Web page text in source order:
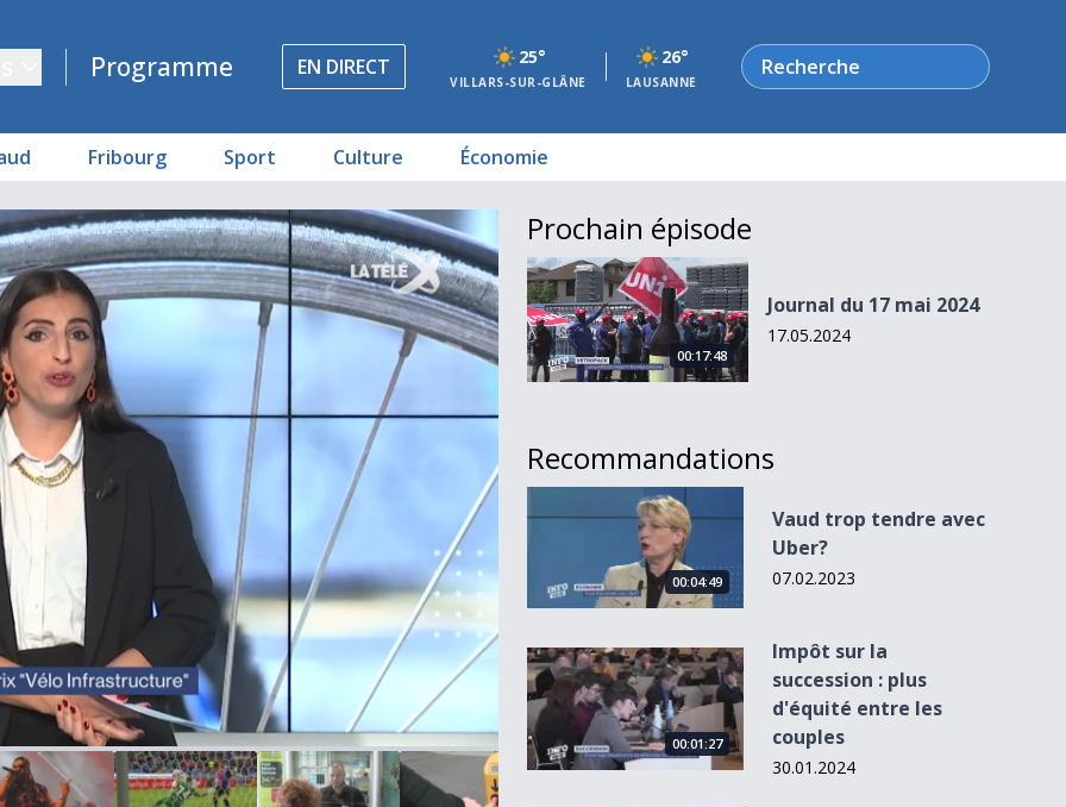
Programme EN DIRECT 25°
VILLARS-SUR-GLÂNE
26°
LAUSANNE
Rechercher
Fribourg Sport Culture Économie
00:01:19 00:01:54 00:01:50 00:00:22 00:02:26
Prochain épisode
Journal du 17 mai 2024
00:17:48
Journal du 17 mai 2024
17.05.2024
Recommandations
Vaud trop tendre avec Uber?
00:04:49
Vaud trop tendre avec
Uber?
07.02.2023
Impôt sur la succession : plus d&#039;équité entre les
00:01:27
Impôt sur la
succession : plus
d'équité entre les
couples
30.01.2024